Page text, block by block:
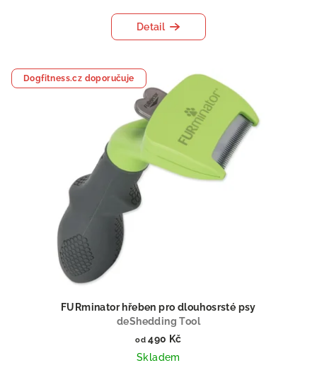
Detail
Dogfitness.cz doporučuje
FURminator hřeben pro dlouhosrsté psy
deShedding Tool
od 490 Kč
Skladem